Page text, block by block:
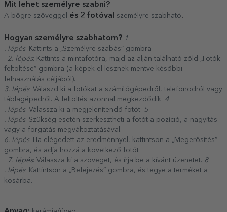
Mit lehet személyre szabni?
A bögre szöveggel és 2 fotóval személyre szabható.
Hogyan személyre szabhatom? 1
. lépés: Kattints a „Személyre szabás” gombra
. 2. lépés: Kattints a mintafotóra, majd az alján található zöld „Fotók
feltöltése” gombra (a képek el lesznek mentve későbbi
felhasználás céljából).
3. lépés: Válaszd ki a fotókat a számítógépedről, telefonodról vagy
táblagépedről. A feltöltés azonnal megkezdődik. 4
. lépés: Válassza ki a megjelenítendő fotót. 5
. lépés: Szükség esetén szerkesztheti a fotót a pozíció, a nagyítás
vagy a forgatás megváltoztatásával.
6. lépés: Ha elégedett az eredménnyel, kattintson a „Megerősítés”
gombra, és adja hozzá a következő fotót
. 7. lépés: Válassza ki a szöveget, és írja be a kívánt üzenetet. 8
. lépés: Kattintson a „Befejezés” gombra, és tegye a terméket a
kosárba.